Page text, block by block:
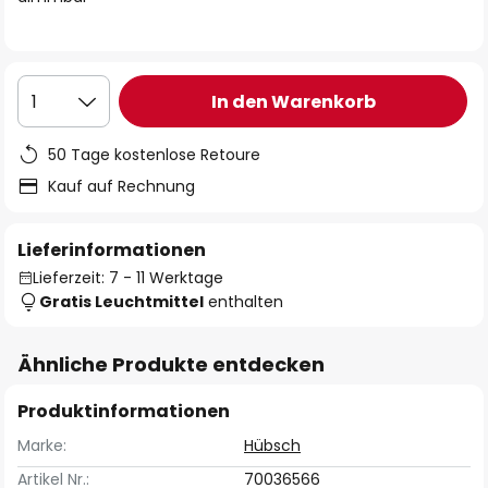
1 In den Warenkorb
50 Tage kostenlose Retoure
Kauf auf Rechnung
Lieferinformationen
Lieferzeit: 7 - 11 Werktage
Gratis Leuchtmittel enthalten
Ähnliche Produkte entdecken
Produktinformationen
Marke:
Hübsch
Artikel Nr.:
70036566